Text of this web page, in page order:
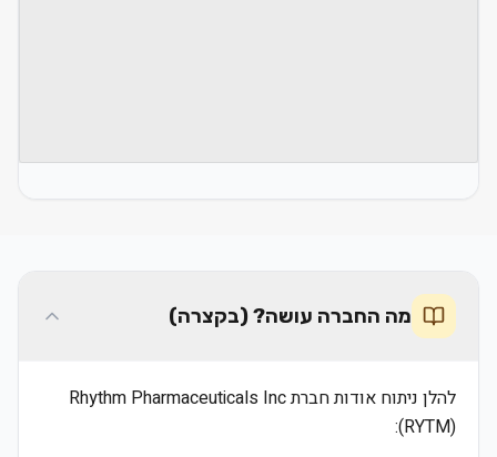
מה החברה עושה? (בקצרה)
להלן ניתוח אודות חברת Rhythm Pharmaceuticals Inc
(RYTM):